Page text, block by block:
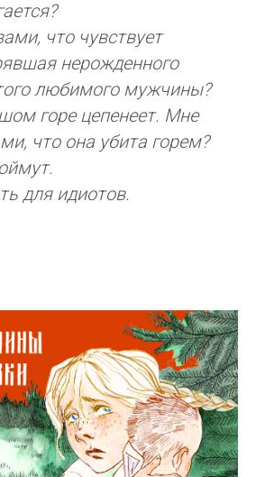
что чувствует
нерожденного
любимого мужчины?
горе цепенеет. Мне
что она убита горем?
для идиотов.